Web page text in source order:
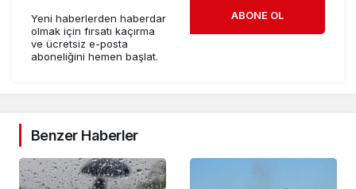
Yeni haberlerden haberdar
olmak için fırsatı kaçırma
ve ücretsiz e-posta
aboneliğini hemen başlat.
ABONE OL
Benzer Haberler